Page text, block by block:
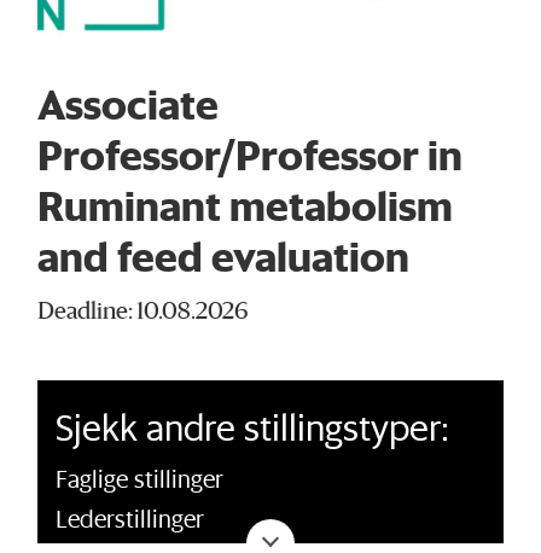
Associate
Professor/Professor in
Ruminant metabolism
and feed evaluation
Deadline: 10.08.2026
Sjekk andre stillingstyper:
Faglige stillinger
Lederstillinger